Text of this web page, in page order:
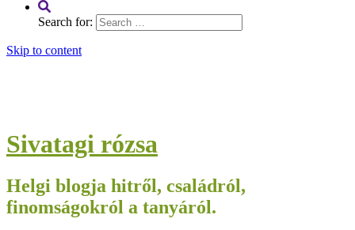
Search for:
Skip to content
Sivatagi rózsa
Helgi blogja hitről, családról,
finomságokról a tanyáról.